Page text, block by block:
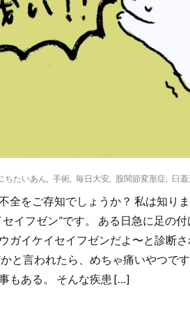
ちたいあん 手術 毎日大安 股関節変形症 臼
全をご存知でしょうか？ 私は知り
イフゼン”です。 ある日急に足の
ガイケイセイフゼンだよ〜と診断
と言われたら、めちゃ痛いやつで
もある。 そんな疾患 […]